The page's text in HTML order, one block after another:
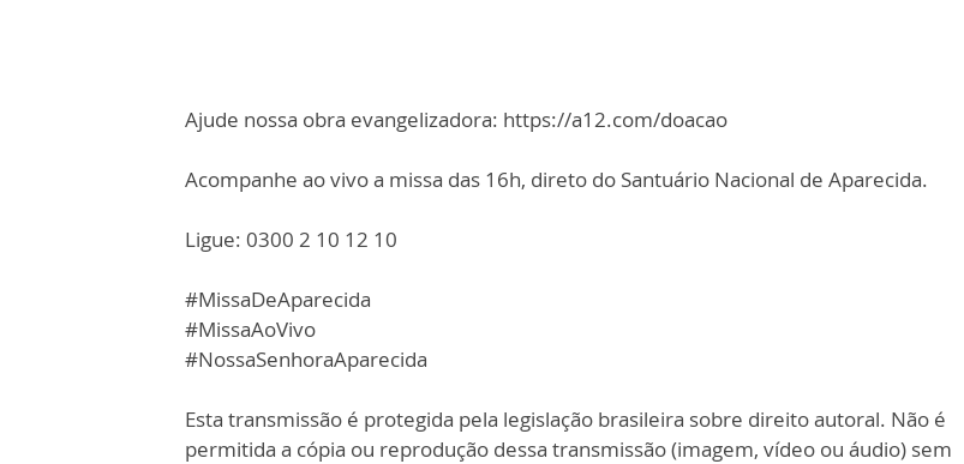
Ajude nossa obra evangelizadora: https://a12.com/doacao
Acompanhe ao vivo a missa das 16h, direto do Santuário Nacional de Aparecida.
Ligue: 0300 2 10 12 10
#MissaDeAparecida
#MissaAoVivo
#NossaSenhoraAparecida
Esta transmissão é protegida pela legislação brasileira sobre direito autoral. Não é
permitida a cópia ou reprodução dessa transmissão (imagem, vídeo ou áudio) sem